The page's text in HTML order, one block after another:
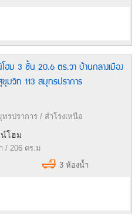
ฮม 3 ชั้น 20.6 ตร.วา บ้านกลางเมือง
มวิท 113 สมุทรปราการ
รปราการ / สำโรงเหนือ
โฮม
/ 206 ตร.ม
3 ห้องน้ำ